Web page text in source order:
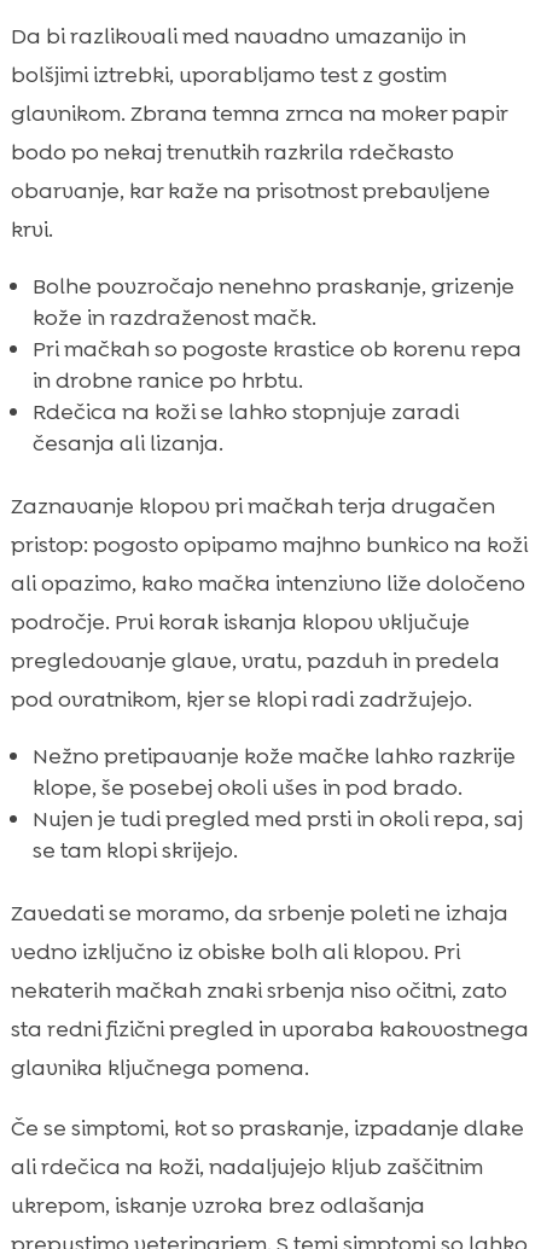
Da bi razlikovali med navadno umazanijo in
bolšjimi iztrebki, uporabljamo test z gostim
glavnikom. Zbrana temna zrnca na moker papir
bodo po nekaj trenutkih razkrila rdečkasto
obarvanje, kar kaže na prisotnost prebavljene
krvi.
Bolhe povzročajo nenehno praskanje, grizenje
kože in razdraženost mačk.
Pri mačkah so pogoste krastice ob korenu repa
in drobne ranice po hrbtu.
Rdečica na koži se lahko stopnjuje zaradi
česanja ali lizanja.
Zaznavanje klopov pri mačkah terja drugačen
pristop: pogosto opipamo majhno bunkico na koži
ali opazimo, kako mačka intenzivno liže določeno
področje. Prvi korak iskanja klopov vključuje
pregledovanje glave, vratu, pazduh in predela
pod ovratnikom, kjer se klopi radi zadržujejo.
Nežno pretipavanje kože mačke lahko razkrije
klope, še posebej okoli ušes in pod brado.
Nujen je tudi pregled med prsti in okoli repa, saj
se tam klopi skrijejo.
Zavedati se moramo, da srbenje poleti ne izhaja
vedno izključno iz obiske bolh ali klopov. Pri
nekaterih mačkah znaki srbenja niso očitni, zato
sta redni fizični pregled in uporaba kakovostnega
glavnika ključnega pomena.
Če se simptomi, kot so praskanje, izpadanje dlake
ali rdečica na koži, nadaljujejo kljub zaščitnim
ukrepom, iskanje vzroka brez odlašanja